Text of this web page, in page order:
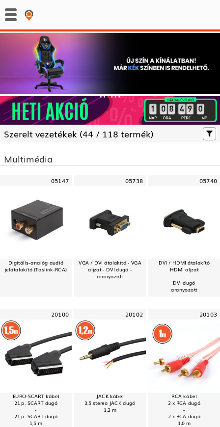
: :
Szerelt vezetékek (44 / 118 termék)
Multimédia
05147
Digitális-analóg audió
jelátalakító (Toslink-RCA)
05738
VGA / DVI átalakító - VGA
aljzat - DVI dugó -
aranyozott
05740
DVI / HDMI átalakító
HDMI aljzat
-
DVI dugó
aranyozott
20100
EURO-SCART kábel
21 p. SCART dugó
-
21 p. SCART dugó
1,5 m
20102
JACK kábel
3,5 stereo JACK dugó
1,2 m
20103
RCA kábel
2 x RCA dugó
-
2 x RCA dugó
1,0 m